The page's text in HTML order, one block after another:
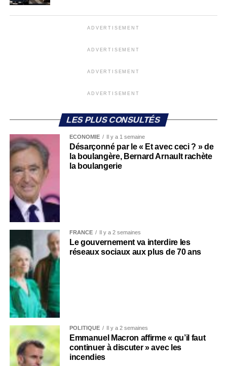
ADVERTISEMENT
ADVERTISEMENT
ADVERTISEMENT
ADVERTISEMENT
LES PLUS CONSULTÉS
ECONOMIE Il y a 1 semaine
Désarçonné par le « Et avec ceci ? » de
la boulangère, Bernard Arnault rachète
la boulangerie
FRANCE Il y a 2 semaines
Le gouvernement va interdire les
réseaux sociaux aux plus de 70 ans
POLITIQUE Il y a 2 semaines
Emmanuel Macron affirme « qu’il faut
continuer à discuter » avec les
incendies